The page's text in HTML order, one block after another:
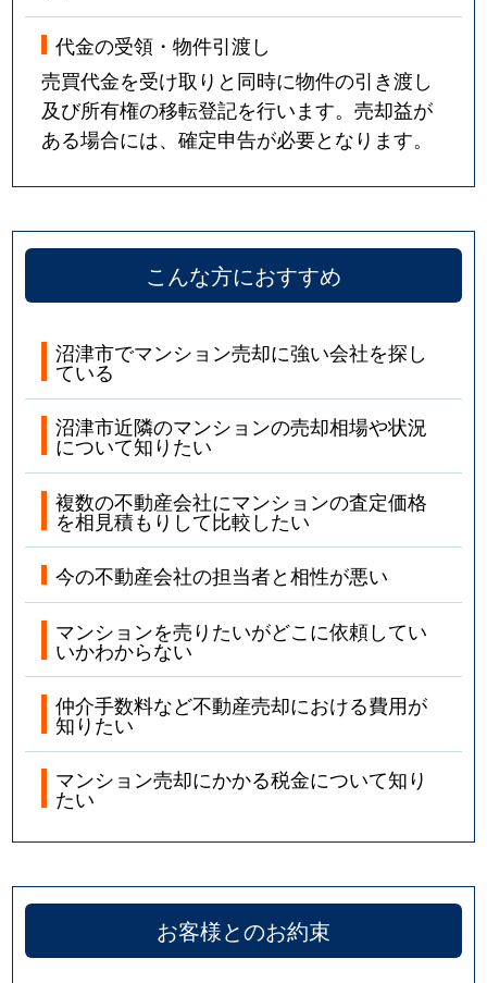
代金の受領・物件引渡し
売買代金を受け取りと同時に物件の引き渡し
及び所有権の移転登記を行います。売却益が
ある場合には、確定申告が必要となります。
こんな方におすすめ
沼津市でマンション売却に強い会社を探し
ている
沼津市近隣のマンションの売却相場や状況
について知りたい
複数の不動産会社にマンションの査定価格
を相見積もりして比較したい
今の不動産会社の担当者と相性が悪い
マンションを売りたいがどこに依頼してい
いかわからない
仲介手数料など不動産売却における費用が
知りたい
マンション売却にかかる税金について知り
たい
お客様とのお約束